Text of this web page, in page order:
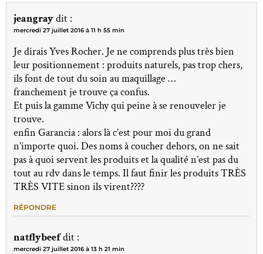
jeangraydit :
mercredi 27 juillet 2016 à 11 h 55 min
Je dirais Yves Rocher. Je ne comprends plus très bien
leur positionnement : produits naturels, pas trop chers,
ils font de tout du soin au maquillage …
franchement je trouve ça confus.
Et puis la gamme Vichy qui peine à se renouveler je
trouve.
enfin Garancia : alors là c’est pour moi du grand
n’importe quoi. Des noms à coucher dehors, on ne sait
pas à quoi servent les produits et la qualité n’est pas du
tout au rdv dans le temps. Il faut finir les produits TRÈS
TRÈS VITE sinon ils virent????
RÉPONDRE
natflybeefdit :
mercredi 27 juillet 2016 à 13 h 21 min